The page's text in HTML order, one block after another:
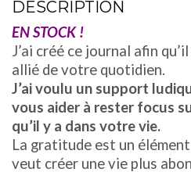
POUR
RESTER
ALIGNÉ
DESCRIPTION
EN STOCK !
J’ai créé ce journal afin
allié de votre quotidien.
J’ai voulu un support
vous aider à rester focus
qu’il y a dans votre vie.
La gratitude est un
veut créer une vie plus